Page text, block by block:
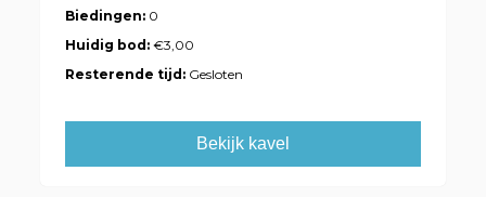
Biedingen: 0
Huidig bod:€3,00
Resterende tijd: Gesloten
Bekijk kavel